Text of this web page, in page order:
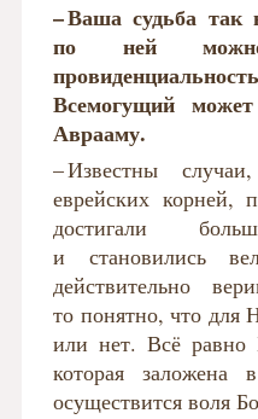
–Ваша судьба так
по ней
провиденциальность
Всемогущий может
Аврааму.
– Известны
еврейских корней,
достигали
и становились
действительно
то понятно, что для
или нет. Всё равно
которая
осуществится воля